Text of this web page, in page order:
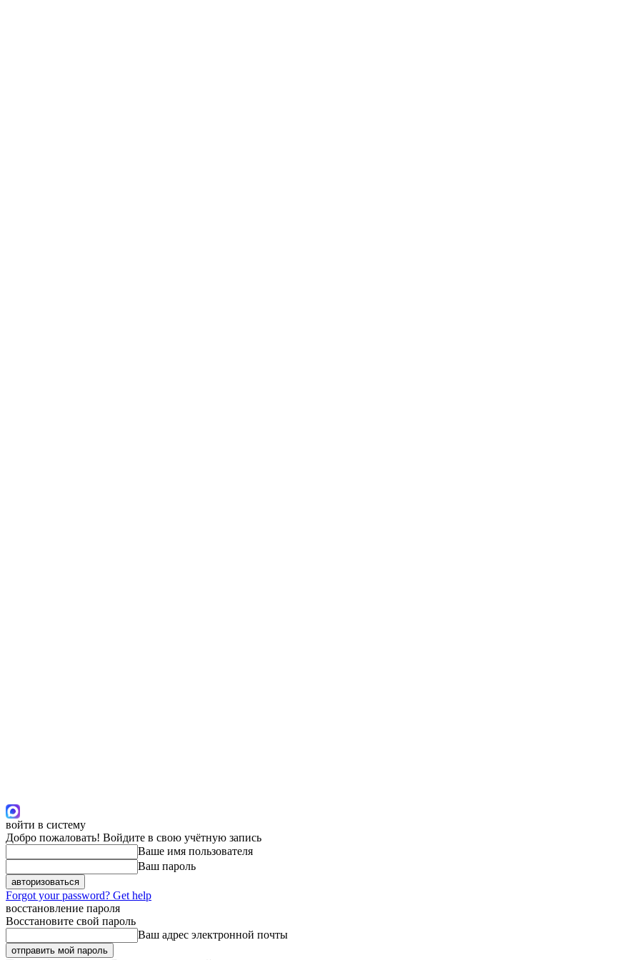
войти в систему
Добро пожаловать! Войдите в свою учётную запись
Ваше имя пользователя
Ваш пароль
Forgot your password? Get help
восстановление пароля
Восстановите свой пароль
Ваш адрес электронной почты